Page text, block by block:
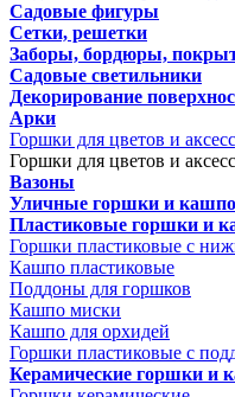
Садовые фигуры
Сетки, решетки
Заборы, бордюры,
Садовые светильники
Декорирование
Арки
Горшки для цветов и
Горшки для цветов и
Вазоны
Уличные горшки и кашпо
Пластиковые горшки и
Горшки пластиковые с
Кашпо пластиковые
Поддоны для горшков
Кашпо миски
Кашпо для орхидей
Горшки пластиковые с
Керамические горшки и